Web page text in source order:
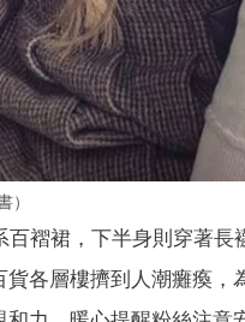
）
褶裙，下半身則穿著
各層樓擠到人潮癱瘓